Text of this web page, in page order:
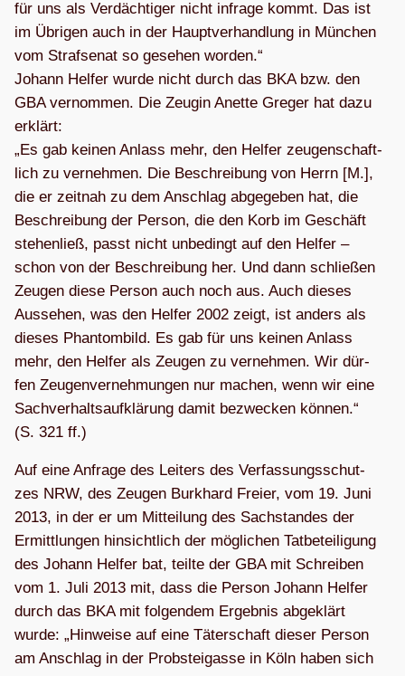
für uns als Ver­däch­ti­ger nicht infrage kommt. Das ist
im Übri­gen auch in der Haupt­ver­hand­lung in Mün­chen
vom Straf­se­nat so gese­hen wor­den.“
Johann Hel­fer wurde nicht durch das BKA bzw. den
GBA ver­nom­men. Die Zeu­gin Anette Gre­ger hat dazu
erklärt:
„Es gab kei­nen Anlass mehr, den Hel­fer zeu­gen­schaft­
lich zu ver­neh­men. Die Beschrei­bung von Herrn [M.],
die er zeit­nah zu dem Anschlag abge­ge­ben hat, die
Beschrei­bung der Per­son, die den Korb im Geschäft
ste­hen­ließ, passt nicht unbe­dingt auf den Hel­fer –
schon von der Beschrei­bung her. Und dann schlie­ßen
Zeu­gen diese Per­son auch noch aus. Auch die­ses
Aus­se­hen, was den Hel­fer 2002 zeigt, ist anders als
die­ses Phan­tom­bild. Es gab für uns kei­nen Anlass
mehr, den Hel­fer als Zeu­gen zu ver­neh­men. Wir dür­
fen Zeu­gen­ver­neh­mun­gen nur machen, wenn wir eine
Sach­ver­halts­auf­klä­rung damit bezwe­cken kön­nen.“
(S. 321 ff.)
Auf eine Anfrage des Lei­ters des Ver­fas­sungs­schut­
zes NRW, des Zeu­gen Burk­hard Freier, vom 19. Juni
2013, in der er um Mit­tei­lung des Sach­stan­des der
Ermitt­lun­gen hin­sicht­lich der mög­li­chen Tat­be­tei­li­gung
des Johann Hel­fer bat, teilte der GBA mit Schrei­ben
vom 1. Juli 2013 mit, dass die Per­son Johann Hel­fer
durch das BKA mit fol­gen­dem Ergeb­nis abge­klärt
wurde: „Hin­weise auf eine Täter­schaft die­ser Per­son
am Anschlag in der Prob­stei­gasse in Köln haben sich